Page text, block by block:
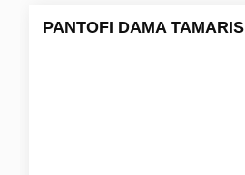
PANTOFI DAMA TAMARIS